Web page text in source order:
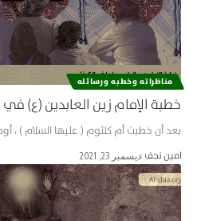
مناظراته وخطبه ورسائله
خطبة الإمام زين العابدين (ع) في
بعد أن خطبت أم كلثوم ( عليها السلام ) ،
امین نجف ديسمبر 23, 2021